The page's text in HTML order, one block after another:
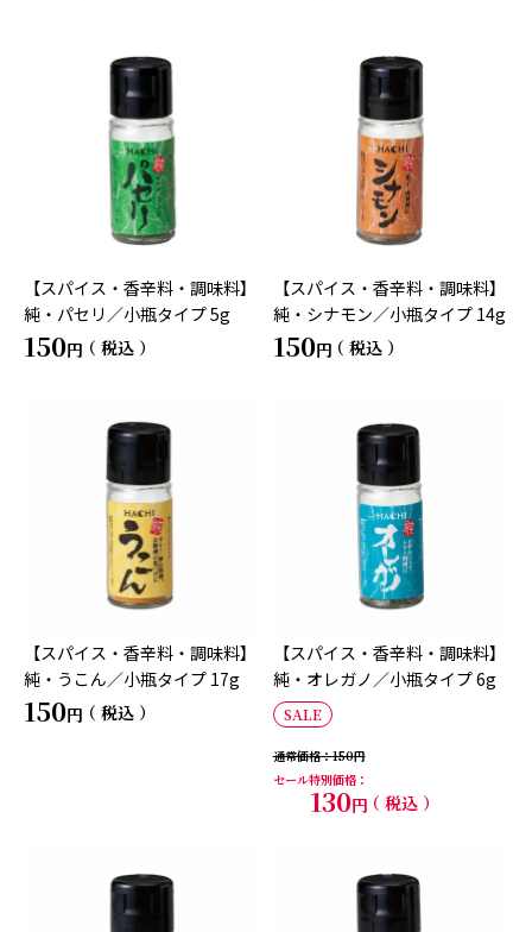
【スパイス・香辛料・調味料】
純・パセリ／小瓶タイプ 5g
150 税込
【スパイス・香辛料・調味料】
純・シナモン／小瓶タイプ 14g
150 税込
【スパイス・香辛料・調味料】
純・うこん／小瓶タイプ 17g
150 税込
【スパイス・香辛料・調味料】
純・オレガノ／小瓶タイプ 6g
SALE
通常価格
150
セール特別価格
130 税込